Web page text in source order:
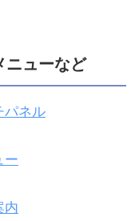
ニューなど